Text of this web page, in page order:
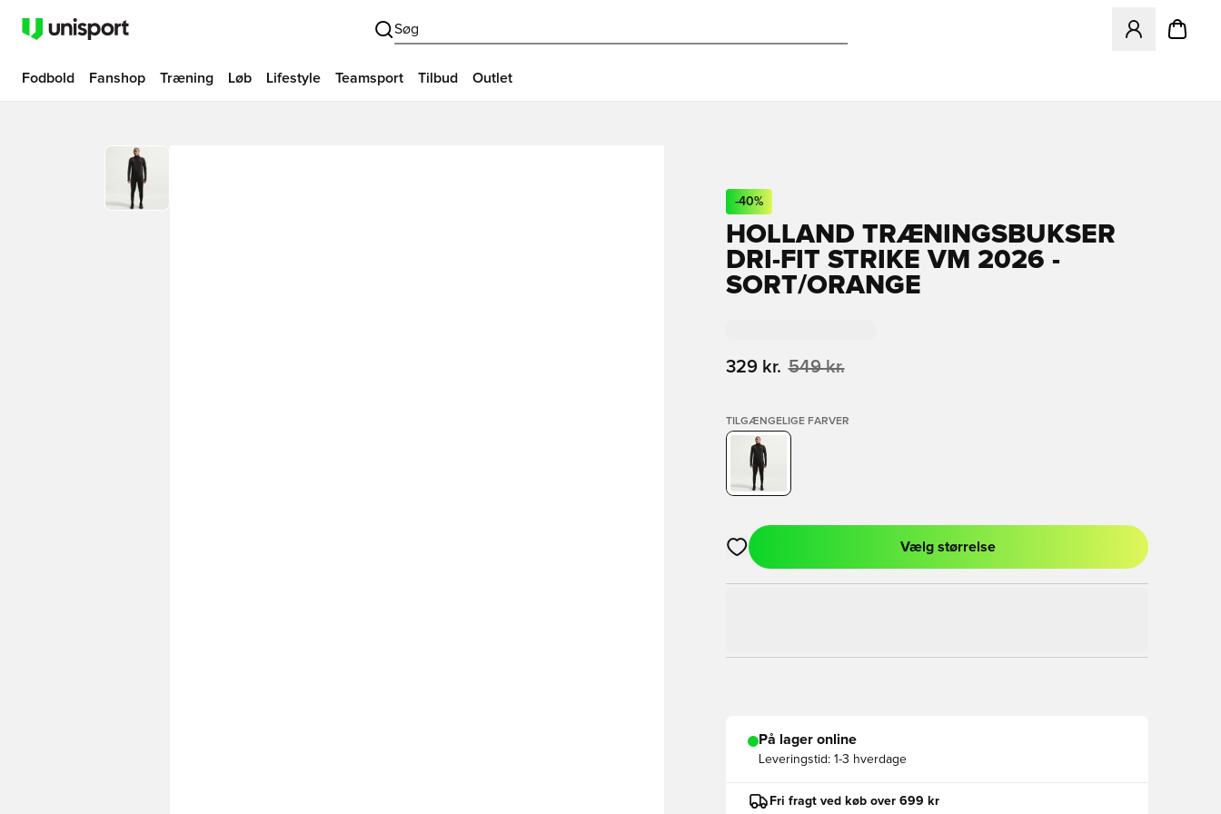
Søg
Åbner en
Fodbold Fanshop Træning Løb Lifestyle Teamsport Tilbud Outlet
-40%
HOLLAND TRÆNINGSBUKSER
DRI-FIT STRIKE VM 2026 -
SORT/ORANGE
329 kr. 549 kr.
TILGÆNGELIGE FARVER
Åbner en Modal til at logge ind eller tilmelde dig som medlem
Vælg størrelse
På lager online
Leveringstid: 1-3 hverdage
Fri fragt ved køb over 699 kr